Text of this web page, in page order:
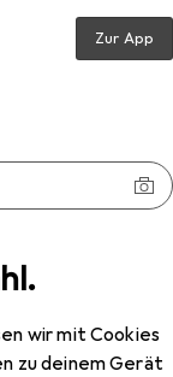
wir mit Cookies
zu deinem Gerät
Zur App
Velura